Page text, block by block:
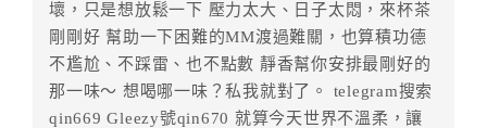
壞，只是想放鬆一下 壓力太大、日子太悶，來杯茶
剛剛好 幫助一下困難的MM渡過難關，也算積功德
不尷尬、不踩雷、也不點數 靜香幫你安排最剛好的
那一味～ 想喝哪一味？私我就對了。 telegram搜索
qin669 Gleezy號qin670 就算今天世界不溫柔，讓